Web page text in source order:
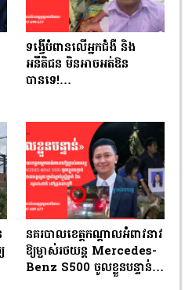
ទង្វើបំពានលើអ្នកជំងឺ និង
អនីតិជន មិនអាចអត់ឱន
បានទេ!…
នគរបាលខេត្តកណ្តាលអំពាវនាវ
ឱ្យម្ចាស់រថយន្ត Mercedes-
Benz S500 ចូលខ្លួនបន្ទាន់…